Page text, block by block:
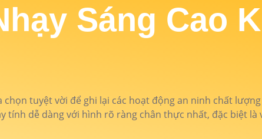
Sáng Cao
tuyệt vời để ghi lại các hoạt động an ninh chất
tính dễ dàng với hình rõ ràng chân thực nhất, đặc biệt là